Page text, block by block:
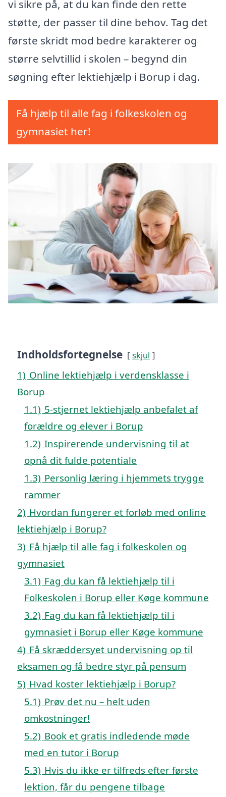
vi sikre på, at du kan finde den rette
støtte, der passer til dine behov. Tag det
første skridt mod bedre karakterer og
større selvtillid i skolen – begynd din
søgning efter lektiehjælp i Borup i dag.
Få hjælp til alle fag i folkeskolen og
gymnasiet her!
Indholdsfortegnelse skjul
1) Online lektiehjælp i verdensklasse i
Borup
1.1) 5-stjernet lektiehjælp anbefalet af
forældre og elever i Borup
1.2) Inspirerende undervisning til at
opnå dit fulde potentiale
1.3) Personlig læring i hjemmets trygge
rammer
2) Hvordan fungerer et forløb med online
lektiehjælp i Borup?
3) Få hjælp til alle fag i folkeskolen og
gymnasiet
3.1) Fag du kan få lektiehjælp til i
Folkeskolen i Borup eller Køge kommune
3.2) Fag du kan få lektiehjælp til i
gymnasiet i Borup eller Køge kommune
4) Få skræddersyet undervisning op til
eksamen og få bedre styr på pensum
5) Hvad koster lektiehjælp i Borup?
5.1) Prøv det nu – helt uden
omkostninger!
5.2) Book et gratis indledende møde
med en tutor i Borup
5.3) Hvis du ikke er tilfreds efter første
lektion, får du pengene tilbage